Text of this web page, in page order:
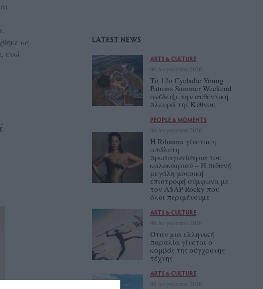
ως
ενώ
LATEST NEWS
ARTS & CULTURE
06 Αυγούστου 2026
Το 12ο Cycladic Young
Patrons Summer Weekend
ανέδειξε την αυθεντική
πλευρά της Κύθνου
PEOPLE & MOMENTS
06 Αυγούστου 2026
Η Rihanna γίνεται η
απόλυτη
πρωταγωνίστρια του
καλοκαιριού – Η πιθανή
μεγάλη μουσική
επιστροφή σύμφωνα με
τον A$AP Rocky που
όλοι περιμένουμε
ARTS & CULTURE
06 Αυγούστου 2026
Όταν μια ελληνική
παραλία γίνεται ο
καμβάς της σύγχρονης
τέχνης
ARTS & CULTURE
06 Αυγούστου 2026